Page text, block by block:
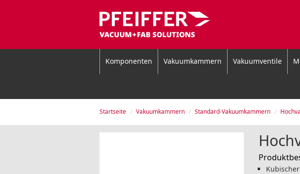
Komponenten Vakuumkammern Vakuumventile
Startseite Vakuumkammern Standard-Vakuumkammern